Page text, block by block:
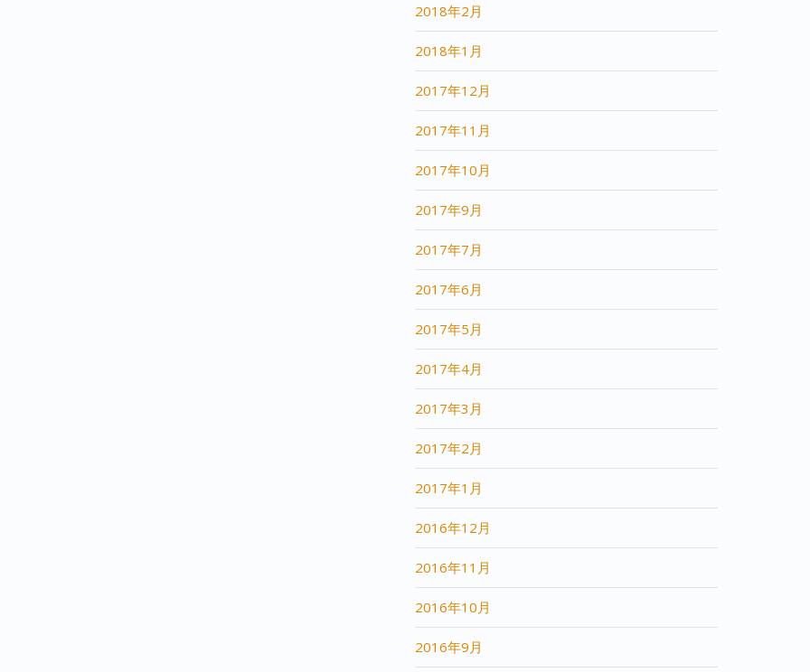
2018年2月
2018年1月
2017年12月
2017年11月
2017年10月
2017年9月
2017年7月
2017年6月
2017年5月
2017年4月
2017年3月
2017年2月
2017年1月
2016年12月
2016年11月
2016年10月
2016年9月